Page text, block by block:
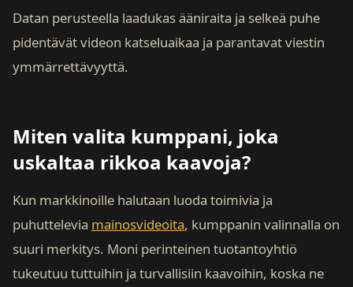
Datan perusteella laadukas ääniraita ja selkeä puhe
pidentävät videon katseluaikaa ja parantavat viestin
ymmärrettävyyttä.
Miten valita kumppani, joka
uskaltaa rikkoa kaavoja?
Kun markkinoille halutaan luoda toimivia ja
puhuttelevia mainosvideoita, kumppanin valinnalla on
suuri merkitys. Moni perinteinen tuotantoyhtiö
tukeutuu tuttuihin ja turvallisiin kaavoihin, koska ne